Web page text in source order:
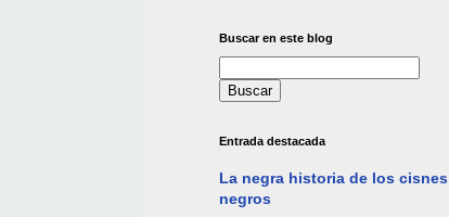
Buscar en este blog
Entrada destacada
La negra historia de los cisnes
negros